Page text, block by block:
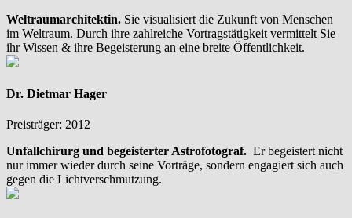
Weltraumarchitektin. Sie visualisiert die Zukunft von Menschen
im Weltraum. Durch ihre zahlreiche Vortragstätigkeit vermittelt Sie
ihr Wissen & ihre Begeisterung an eine breite Öffentlichkeit.
Dr. Dietmar Hager
Preisträger: 2012
Unfallchirurg und begeisterter Astrofotograf. Er begeistert nicht
nur immer wieder durch seine Vorträge, sondern engagiert sich auch
gegen die Lichtverschmutzung.